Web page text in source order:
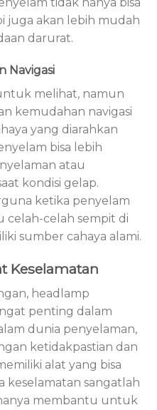
juga akan lebih mudah
darurat.
Navigasi
melihat, namun
kemudahan navigasi
yang diarahkan
bisa lebih
atau
kondisi gelap.
ketika penyelam
celah-celah sempit di
sumber cahaya alami.
Keselamatan
headlamp
penting dalam
dunia penyelaman,
ketidakpastian dan
alat yang bisa
keselamatan sangatlah
membantu untuk